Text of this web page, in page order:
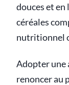
douces et en
céréales
nutritionnel
Adopter une
renoncer au